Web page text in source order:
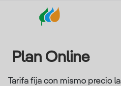
Plan Online
Tarifa fija con mismo precio